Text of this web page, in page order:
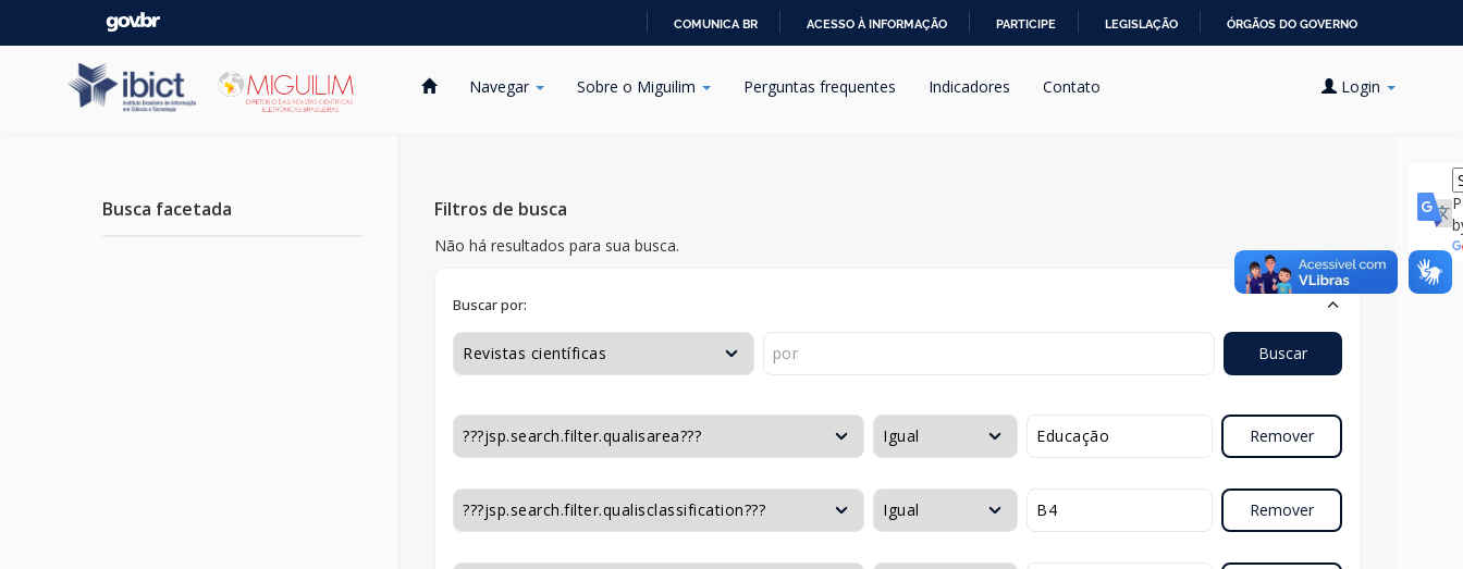
PARA
COMUNICA BR ACESSO À INFORMAÇÃO PARTICIPE LEGISLAÇÃO ÓRGÃOS DO GOVERNO
Navegar Sobre o Miguilim Perguntas frequentes Indicadores Contato Login
Busca facetada Filtros de busca
Não há resultados para sua busca.
Buscar por:
Buscar
Remover
Remover